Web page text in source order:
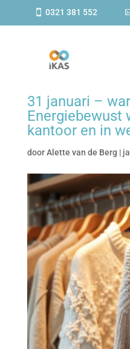
0321 381 552
31 januari –
Energiebewust
kantoor en in
doorAlette van de Berg |